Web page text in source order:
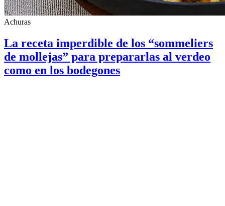
Achuras
La receta imperdible de los “sommeliers
de mollejas” para prepararlas al verdeo
como en los bodegones